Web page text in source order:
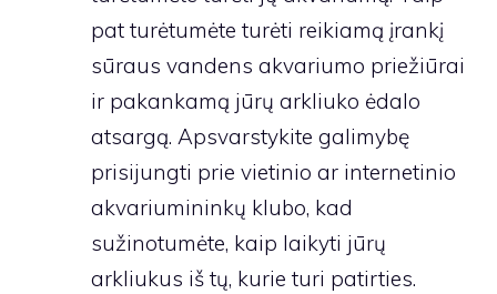
pat turėtumėte turėti reikiamą įrankį
sūraus vandens akvariumo priežiūrai
ir pakankamą jūrų arkliuko ėdalo
atsargą. Apsvarstykite galimybę
prisijungti prie vietinio ar internetinio
akvariumininkų klubo, kad
sužinotumėte, kaip laikyti jūrų
arkliukus iš tų, kurie turi patirties.